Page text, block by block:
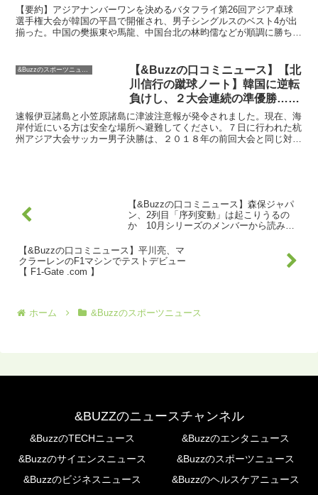
ろう。田中は惜しくもメダルなら
ず｜卓球レポート
【要約】アジアナンバーワンを決めるバタフライ第26回アジア卓球
選手権大会が韓国の平昌で開催され、男子シングルスのベスト4が出
揃った。中国の樊振東や馬龍、中国台北の林昀儒などが順調に勝ち進
&Buzzのスポーツニュース
【&Buzzの口コミニュース】【北
川信行の蹴球ノート】韓国に逆転
負けし、２大会連続の準優勝…終
盤まで思い切った反攻に踏み切れ
ず – 産経ニュース
速報伊豆諸島と小笠原諸島に津波注意報が発令されました。現在、海
岸付近にいる方は安全な場所へ避難してください。７日に行われた杭
州アジア大会サッカー男子決勝は、２０１８年の前回大会と同じ対戦
【&Buzzの口コミニュース】森保ジャパ
ン、2列目「序列変動」は起こりうるの
か 10月シリーズのメンバーから読み解
【&Buzzの口コミニュース】平川亮、マ
クラーレンのF1マシンでテストデビュー
【 F1-Gate .com 】
ホーム &Buzzのスポーツニュース
&BUZZのニュースチャンネル
&BuzzのTECHニュース
&Buzzのエンタニュース
&Buzzのサイエンスニュース
&Buzzのスポーツニュース
&Buzzのビジネスニュース
&Buzzのヘルスケアニュース